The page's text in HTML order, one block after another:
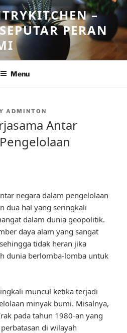
–
PERAN
Menu
ADMINTON
Antar
negara dalam pengelolaan
dua hal yang seringkali
dalam dunia geopolitik.
daya alam yang sangat
tidak heran jika
dunia berlomba-lomba untuk
muncul ketika terjadi
minyak bumi. Misalnya,
pada tahun 1980-an yang
di wilayah